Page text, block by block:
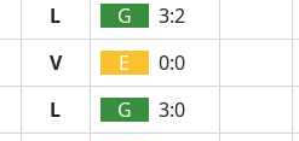
L G
3:2
V E
0:0
L G
3:0